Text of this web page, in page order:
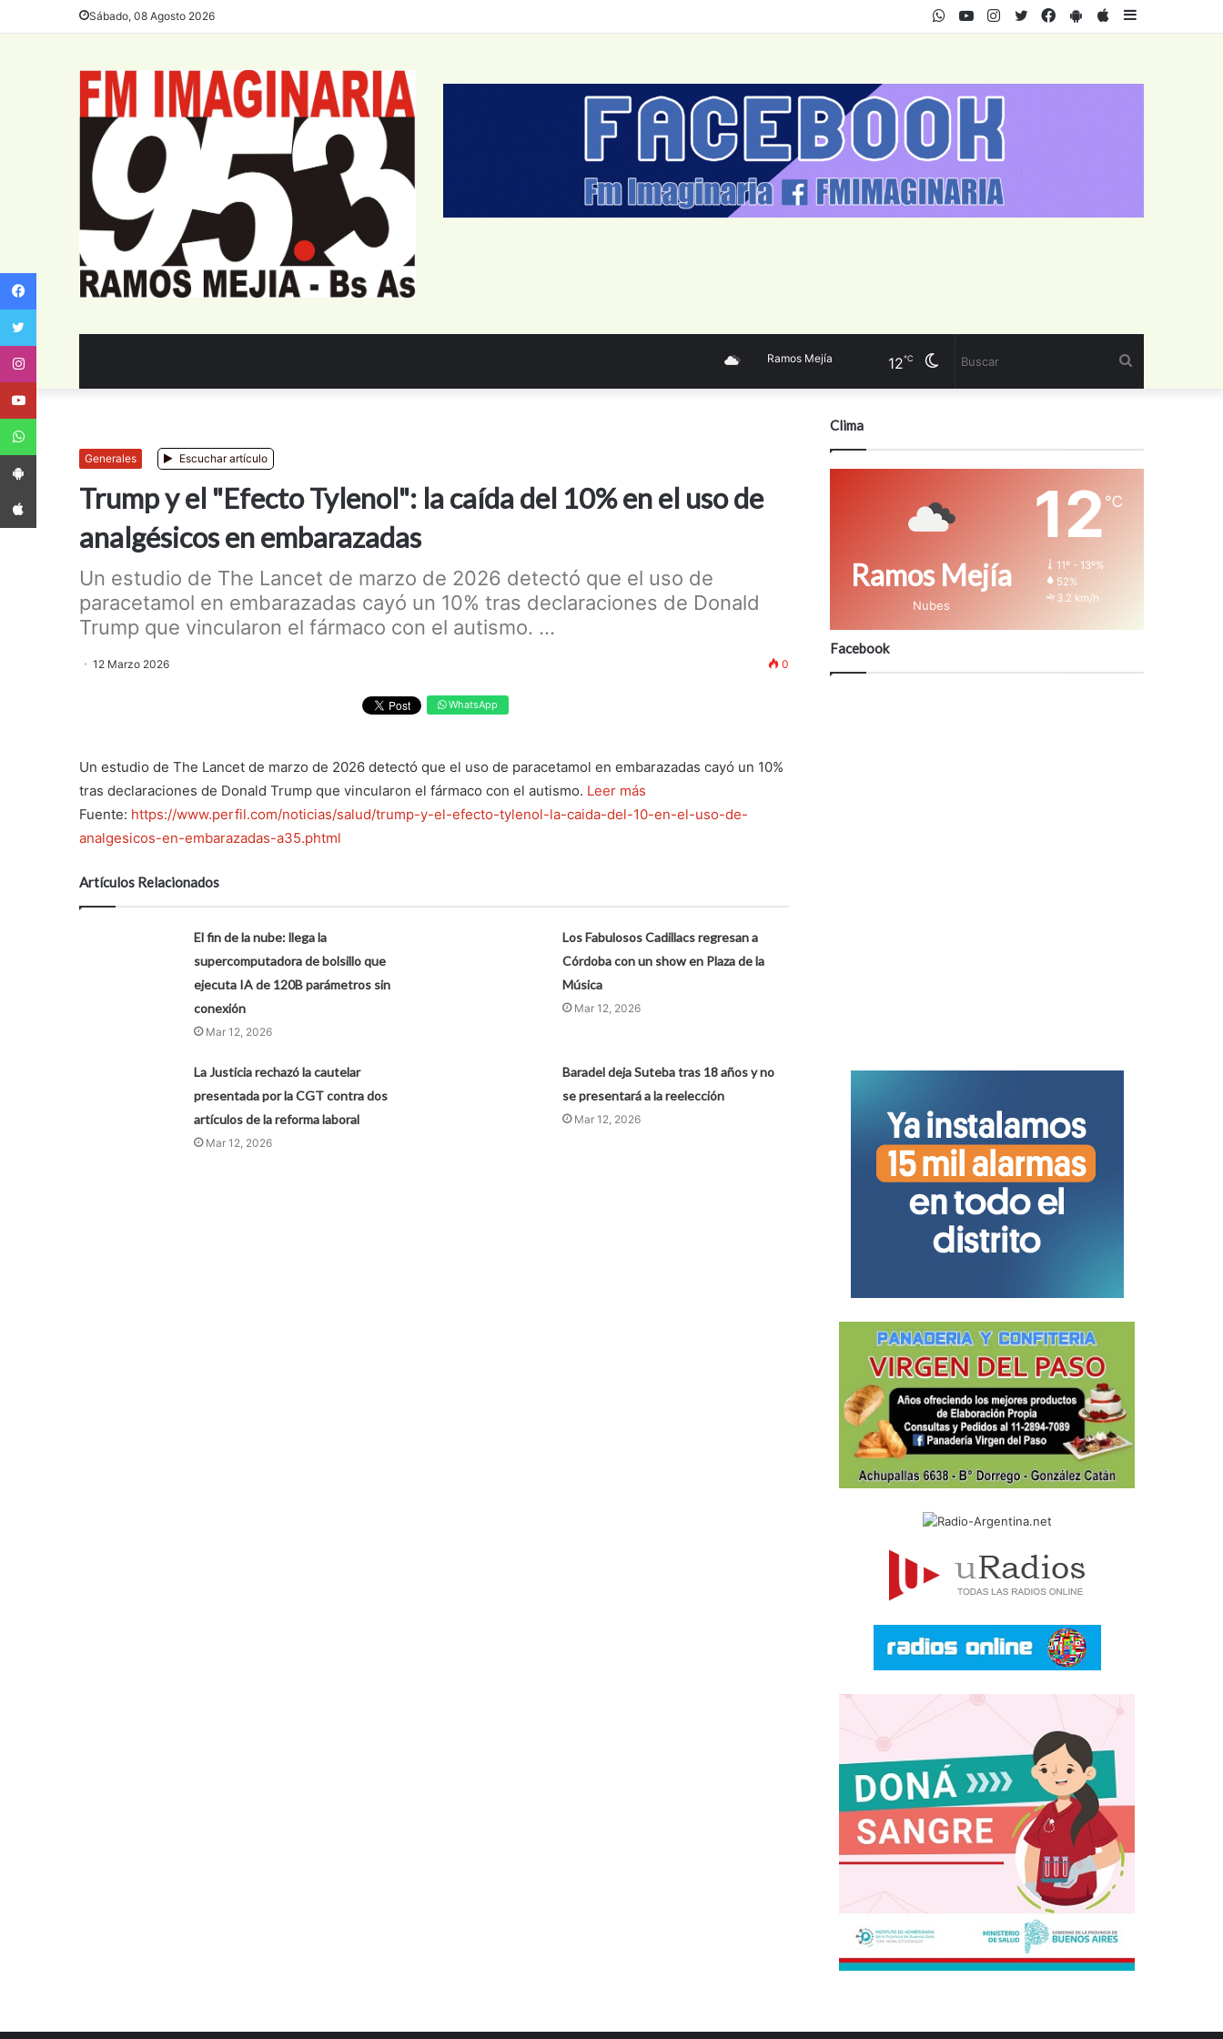
Sábado, 08 Agosto 2026 AppStore
PlayStore
Facebook
Twitter
Instagram
Youtube
WhatsApp
Cambiar
Ramos Mejía 12℃
Generales Escuchar artículo
Trump y el "Efecto Tylenol": la caída del 10% en el uso de
analgésicos en embarazadas
Un estudio de The Lancet de marzo de 2026 detectó que el uso de
paracetamol en embarazadas cayó un 10% tras declaraciones de Donald
Trump que vincularon el fármaco con el autismo. ...
12 Marzo 2026 0
WhatsApp
Un estudio de The Lancet de marzo de 2026 detectó que el uso de paracetamol en embarazadas cayó un 10%
tras declaraciones de Donald Trump que vincularon el fármaco con el autismo. Leer más
Fuente: https://www.perfil.com/noticias/salud/trump-y-el-efecto-tylenol-la-caida-del-10-en-el-uso-de-
analgesicos-en-embarazadas-a35.phtml
Artículos Relacionados
El fin de la nube: llega la
supercomputadora de bolsillo que
ejecuta IA de 120B parámetros sin
conexión
Mar 12, 2026
Los Fabulosos Cadillacs regresan a
Córdoba con un show en Plaza de la
Música
Mar 12, 2026
La Justicia rechazó la cautelar
presentada por la CGT contra dos
artículos de la reforma laboral
Mar 12, 2026
Baradel deja Suteba tras 18 años y no
se presentará a la reelección
Mar 12, 2026
Clima
Ramos Mejía
Nubes
12 ℃
11º - 13º%
52%
3.2 km/h
Facebook
Facebook
App Android